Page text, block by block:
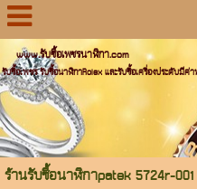
www.รับซื้อเพชรนาฬิกา.com
รับซื้อเพชร รับซื้อนาฬิกาRolex และรับซื้อเครื่องประดับมีค่
ร้านรับซื้อนาฬิกาpatek 5724r-001